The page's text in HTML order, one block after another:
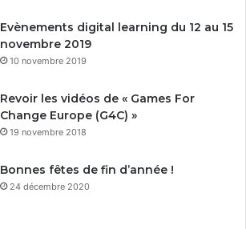
Evènements digital learning du 12 au 15
novembre 2019
10 novembre 2019
Revoir les vidéos de « Games For
Change Europe (G4C) »
19 novembre 2018
Bonnes fêtes de fin d’année !
24 décembre 2020